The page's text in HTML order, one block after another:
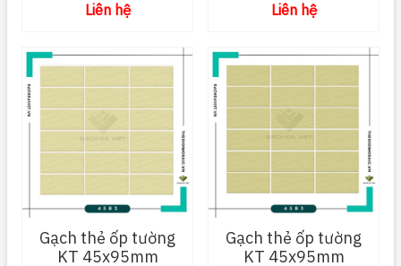
Liên hệ Liên hệ
Gạch thẻ ốp tường
KT 45x95mm
Gạch thẻ ốp tường
KT 45x95mm